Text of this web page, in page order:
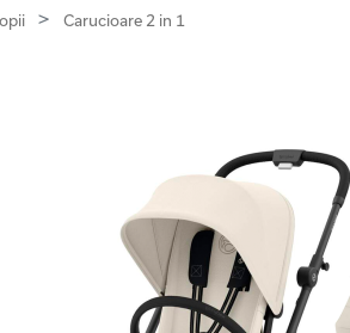
Carucioare 2 in 1